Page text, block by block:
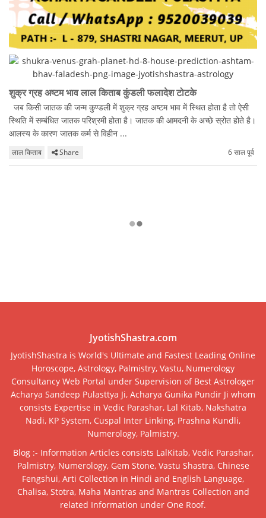
शुक्र ग्रह अष्टम भाव लाल किताब कुंडली फलादेश टोटके
जब किसी जातक की जन्म कुण्डली में शुक्र ग्रह अष्टम भाव में स्थित होता है तो ऐसी
स्थिति में सम्बंधित जातक परिश्रमी होता है। जातक की आमदनी के अच्छे स्रोत होते है।
आलस्य के कारण जातक कर्म से विहीन ...
लाल किताब Share 6 साल पूर्व
JyotishShastra.com
JyotishShastra is World's Ultimate and Fastest Leading Online
Horoscope, Astrology, Palmistry, Vastu, Numerology
Consultancy Web Portal under Supervision of Best Astrologer
Acharya Sandeep Pulasttya Ji, Acharya Gunika Pundir Ji whom
consists Expertise in Vedic Parashar, Lal Kitab, Nakshatra
Nadi, KP System, Cuspal Inter Linking, Prashna Kundli,
Numerology, Palmistry.
Blog :- Information Articles consists LalKitab, Vedic Parashar,
Palmistry, Numerology, Gem Stone, Vastu Shastra, Chinese
Fengshui, Arti Collection in Hindi and English Language,
Chalisa, Stotra, Maha Mantras and Mantras Collection and
related Information under One Roof.